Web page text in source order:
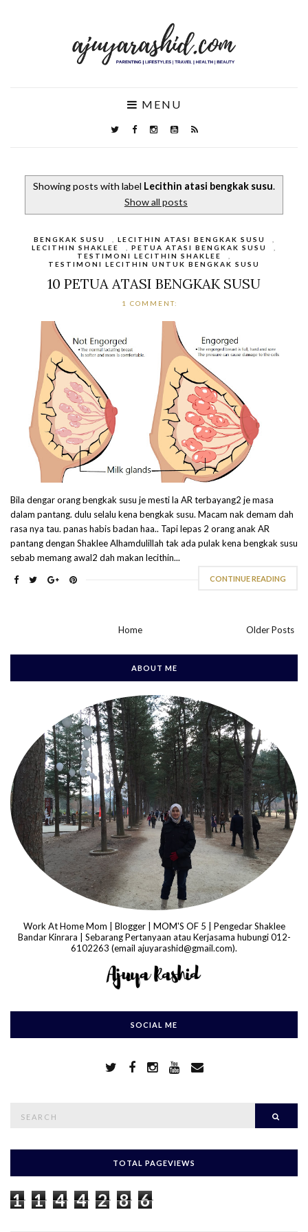
MENU
Showing posts with label Lecithin atasi bengkak susu.
Show all posts
BENGKAK SUSU LECITHIN ATASI BENGKAK SUSU
LECITHIN SHAKLEE
PETUA ATASI BENGKAK SUSU
TESTIMONI LECITHIN SHAKLEE
TESTIMONI LECITHIN UNTUK BENGKAK SUSU
10 PETUA ATASI BENGKAK SUSU
1 COMMENT:
Bila dengar orang bengkak susu je mesti la AR terbayang2 je masa
dalam pantang. dulu selalu kena bengkak susu. Macam nak demam dah
rasa nya tau. panas habis badan haa.. Tapi lepas 2 orang anak AR
pantang dengan Shaklee Alhamdulillah tak ada pulak kena bengkak susu
sebab memang awal2 dah makan lecithin...
CONTINUE READING
Older Posts
Home
ABOUT ME
Work At Home Mom | Blogger | MOM'S OF 5 | Pengedar Shaklee
Bandar Kinrara | Sebarang Pertanyaan atau Kerjasama hubungi 012-
6102263 (email ajuyarashid@gmail.com).
SOCIAL ME
c
f
r
:
TOTAL PAGEVIEWS
1 1 4 4 2 8 6